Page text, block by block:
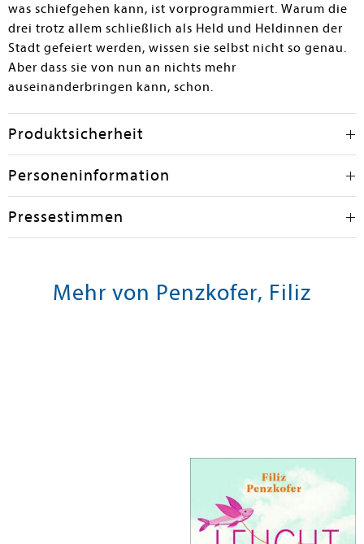
was schiefgehen kann, ist vorprogrammiert. Warum die
drei trotz allem schließlich als Held und Heldinnen der
Stadt gefeiert werden, wissen sie selbst nicht so genau.
Aber dass sie von nun an nichts mehr
auseinanderbringen kann, schon.
Produktsicherheit
Personeninformation
Pressestimmen
Mehr von Penzkofer, Filiz